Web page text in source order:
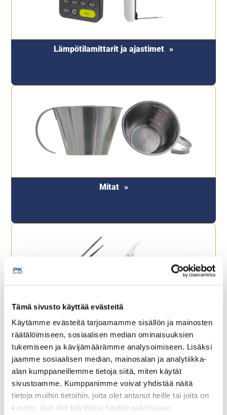
Tämä sivusto käyttää evästeitä
Käytämme evästeitä tarjoamamme sisällön ja mainosten
räätälöimiseen, sosiaalisen median ominaisuuksien
tukemiseen ja kävijämäärämme analysoimiseen. Lisäksi
jaamme sosiaalisen median, mainosalan ja analytiikka-
alan kumppaneillemme tietoja siitä, miten käytät
sivustoamme. Kumppanimme voivat yhdistää näitä
tietoja muihin tietoihin, joita olet antanut heille tai joita on
kerätty, kun olet käyttänyt heidän palvelujaan.
Lämpötilamittarit ja ajastimet
Mitat
Muut keittiön pientarvikkeet